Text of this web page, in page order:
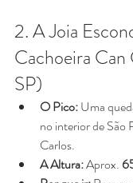
2. A Joia
Cachoeira
SP)
O Pico: Uma
no interior de São
Carlos.
A Altura: Aprox.